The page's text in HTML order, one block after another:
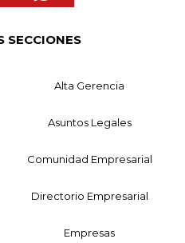
SECCIONES
Alta Gerencia
Asuntos Legales
Comunidad Empresarial
Directorio Empresarial
Empresas